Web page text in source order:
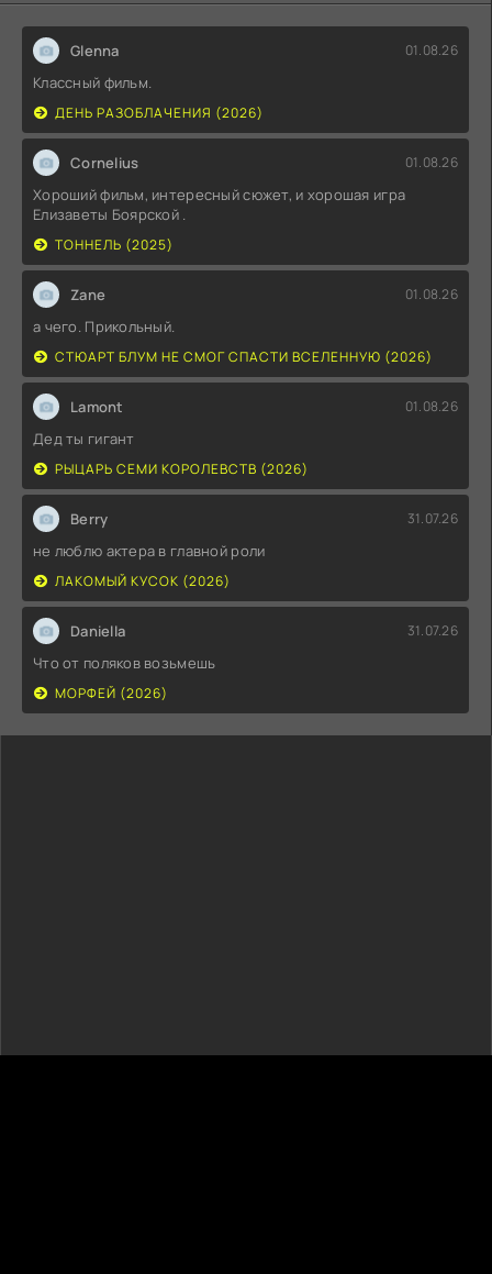
Glenna 01.08.26
Классный фильм.
ДЕНЬ РАЗОБЛАЧЕНИЯ (2026)
Cornelius 01.08.26
Хороший фильм, интересный сюжет, и хорошая игра
Елизаветы Боярской .
ТОННЕЛЬ (2025)
Zane 01.08.26
а чего. Прикольный.
СТЮАРТ БЛУМ НЕ СМОГ СПАСТИ ВСЕЛЕННУЮ (2026)
Lamont 01.08.26
Дед ты гигант
РЫЦАРЬ СЕМИ КОРОЛЕВСТВ (2026)
Berry 31.07.26
не люблю актера в главной роли
ЛАКОМЫЙ КУСОК (2026)
Daniella 31.07.26
Что от поляков возьмешь
МОРФЕЙ (2026)